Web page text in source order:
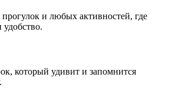
и любых активностей, где
который удивит и запомнится